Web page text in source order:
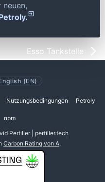
Esso Tankstelle
(EN)
Nutzungsbedingungen Petroly
npm
Pertiller | pertiller.tech
Carbon Rating von A.